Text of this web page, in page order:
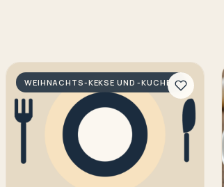
WEIHNACHTS-KEKSE UND -KUCHEN